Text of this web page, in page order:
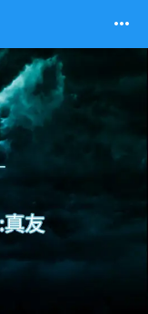
more_horiz